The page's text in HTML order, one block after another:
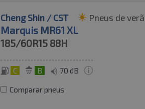
Cheng Shin / CST Pneus de
Marquis MR61 XL
185/60R15 88H
C B 70 dB
Comparar pneus